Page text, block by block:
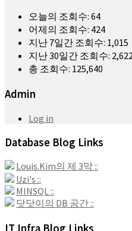
오늘의 조회수: 64
어제의 조회수: 424
지난 7일간 조회수: 1,015
지난 30일간 조회수:
총 조회수: 125,640
Admin
Log in
Database Blog Links
Louis.Kim의 제 3막 ::
Uzi's ::
MINSQL ::
닷닷이의 DB 공간 ::